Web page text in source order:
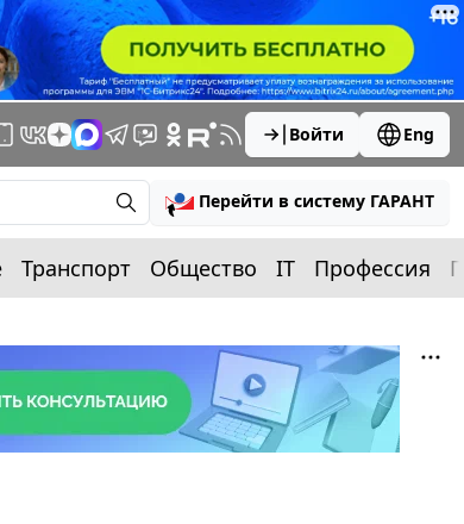
Войти Eng
Перейти в систему ГАРАНТ
Транспорт Общество IT Профессия